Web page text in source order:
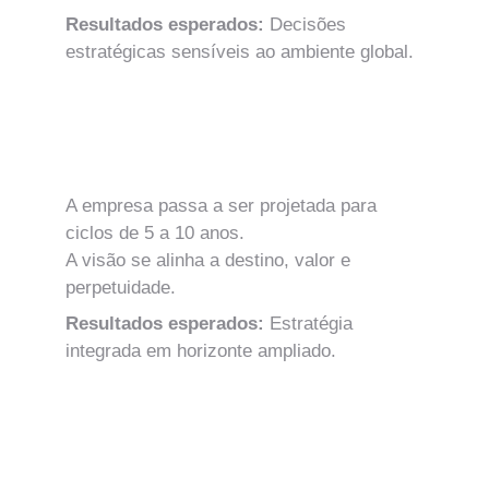
Resultados esperados: Decisões
estratégicas sensíveis ao ambiente global.
A empresa passa a ser projetada para
ciclos de 5 a 10 anos.
A visão se alinha a destino, valor e
perpetuidade.
Resultados esperados: Estratégia
integrada em horizonte ampliado.